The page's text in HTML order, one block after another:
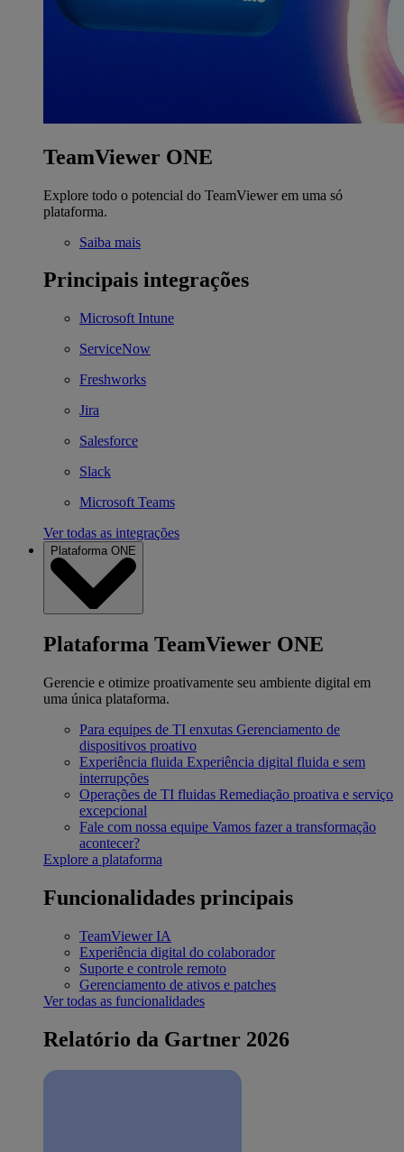
TeamViewer ONE
Explore todo o potencial do TeamViewer em uma só
plataforma.
Saiba mais
Principais integrações
Microsoft Intune
ServiceNow
Freshworks
Jira
Salesforce
Slack
Microsoft Teams
Ver todas as integrações
Plataforma ONE
Plataforma TeamViewer ONE
Gerencie e otimize proativamente seu ambiente digital em
uma única plataforma.
Para equipes de TI enxutas Gerenciamento de
dispositivos proativo
Experiência fluida Experiência digital fluida e sem
interrupções
Operações de TI fluidas Remediação proativa e serviço
excepcional
Fale com nossa equipe Vamos fazer a transformação
acontecer?
Explore a plataforma
Funcionalidades principais
TeamViewer IA
Experiência digital do colaborador
Suporte e controle remoto
Gerenciamento de ativos e patches
Ver todas as funcionalidades
Relatório da Gartner 2026